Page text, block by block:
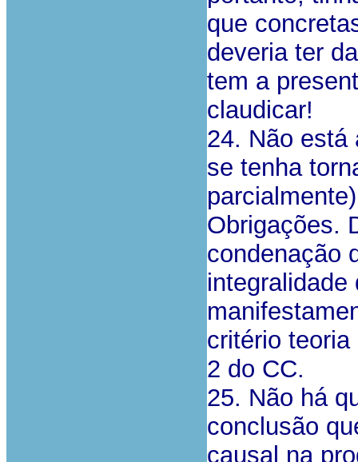
que
deveria ter
tem a
claudicar!
24. Não está
se tenha
Obrigações.
condenação
integralidade
critério teoria
2 do CC.
25. Não há
conclusão
causal na